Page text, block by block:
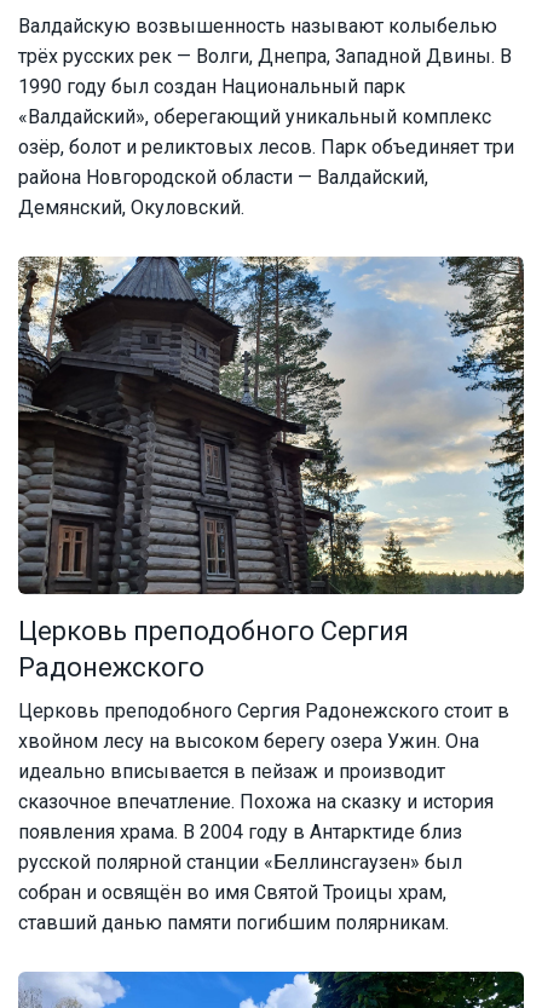
Валдайскую возвышенность называют колыбелью
трёх русских рек — Волги, Днепра, Западной Двины. В
1990 году был создан Национальный парк
«Валдайский», оберегающий уникальный комплекс
озёр, болот и реликтовых лесов. Парк объединяет три
района Новгородской области — Валдайский,
Демянский, Окуловский.
Церковь преподобного Сергия
Радонежского
Церковь преподобного Сергия Радонежского стоит в
хвойном лесу на высоком берегу озера Ужин. Она
идеально вписывается в пейзаж и производит
сказочное впечатление. Похожа на сказку и история
появления храма. В 2004 году в Антарктиде близ
русской полярной станции «Беллинсгаузен» был
собран и освящён во имя Святой Троицы храм,
ставший данью памяти погибшим полярникам.